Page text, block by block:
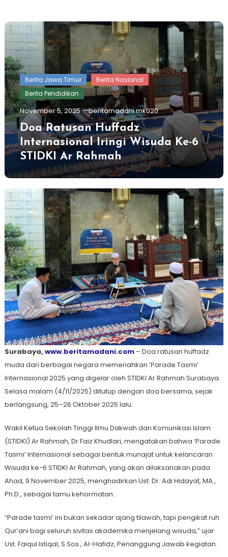
Berita Jawa Timur
Berita Nasional
Berita Pendidikan
November 5, 2025 beritamadani.mk020
Doa Ratusan Huffadz
Internasional Iringi Wisuda Ke-6
STIDKI Ar Rahmah
Surabaya, www.beritamadani.com– Doa ratusan huffadz
muda dari berbagai negara memeriahkan ‘Parade Tasmi’
Internasional 2025 yang digelar oleh STIDKI Ar Rahmah Surabaya.
Selasa malam (4/11/2025) ditutup dengan doa bersama, sejak
berlangsung, 25–26 Oktober 2025 lalu.
Wakil Ketua Sekolah Tinggi Ilmu Dakwah dan Komunikasi Islam
(STIDKI) Ar Rahmah, Dr Faiz Khudlari, mengatakan bahwa ‘Parade
Tasmi’ Internasional sebagai bentuk munajat untuk kelancaran
Wisuda ke-6 STIDKI Ar Rahmah, yang akan dilaksanakan pada
Ahad, 9 November 2025, menghadirkan Ust. Dr. Adi Hidayat, MA.,
Ph.D., sebagai tamu kehormatan.
“Parade tasmi’ ini bukan sekadar ajang tilawah, tapi pengikat ruh
Qur’ani bagi seluruh sivitas akademika menjelang wisuda,” ujar
Ust. Faiqul Istiqal, S.Sos., Al-Hafidz, Penanggung Jawab kegiatan.